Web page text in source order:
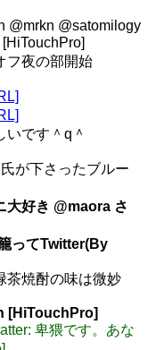
@mrkn @satomilogy
フ夜の部開始
いです＾q＾
が下さったブルー
大好き @maora さ
ってTwitter(By
茶焼酎の味は微妙
[HiTouchPro]
卑猥です。あな